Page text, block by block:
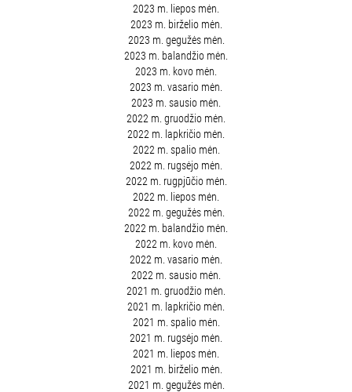
2023 m. liepos mėn.
2023 m. birželio mėn.
2023 m. gegužės mėn.
2023 m. balandžio mėn.
2023 m. kovo mėn.
2023 m. vasario mėn.
2023 m. sausio mėn.
2022 m. gruodžio mėn.
2022 m. lapkričio mėn.
2022 m. spalio mėn.
2022 m. rugsėjo mėn.
2022 m. rugpjūčio mėn.
2022 m. liepos mėn.
2022 m. gegužės mėn.
2022 m. balandžio mėn.
2022 m. kovo mėn.
2022 m. vasario mėn.
2022 m. sausio mėn.
2021 m. gruodžio mėn.
2021 m. lapkričio mėn.
2021 m. spalio mėn.
2021 m. rugsėjo mėn.
2021 m. liepos mėn.
2021 m. birželio mėn.
2021 m. gegužės mėn.